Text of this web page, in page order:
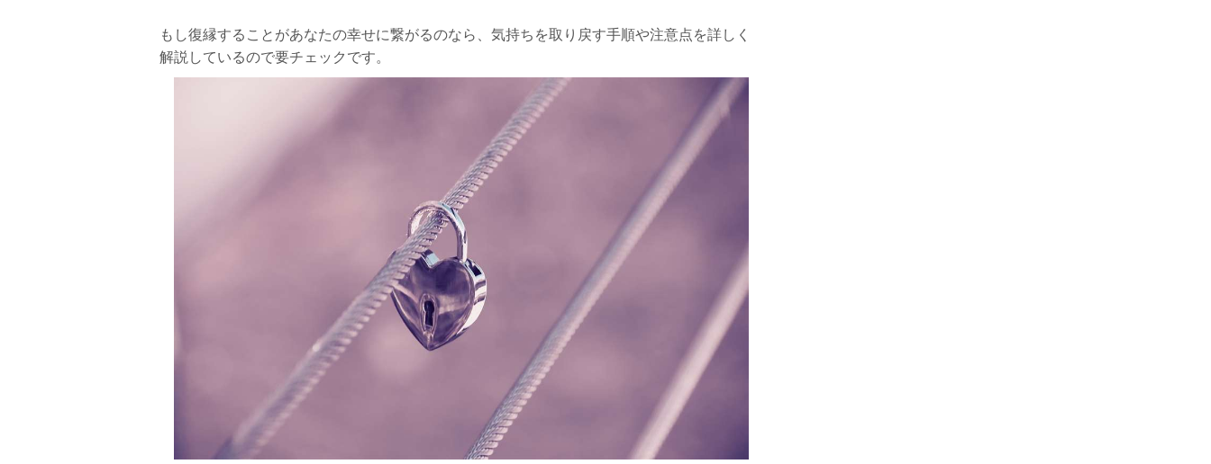
彼女の特徴2：一人の時間を楽しんでいる
振られたけど復縁できた体験談
もし復縁することがあなたの幸せに繋がるのなら、気持ちを取り戻す手順や注意点を詳しく
解説しているので要チェックです。